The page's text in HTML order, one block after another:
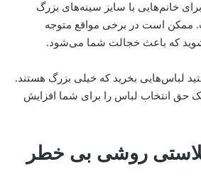
خانم‌هایی با سایز سینه‌های بزرگ
ممکن است در برخی مواقع متوجه
که باعث خجالت شما می‌شود.
لباس‌هایی بخرید که خیلی بزرگ هستند.
حق انتخاب لباس را برای شما افزایش
روشی بی خطر